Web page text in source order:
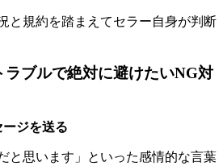
と規約を踏まえてセラー自身が判断
ラブルで絶対に避けたいNG対
ジを送る
と思います」といった感情的な言葉